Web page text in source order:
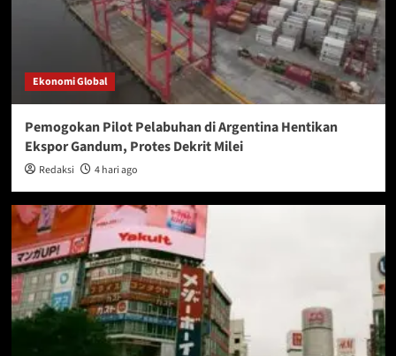
Ekonomi Global
Pemogokan Pilot Pelabuhan di Argentina Hentikan
Ekspor Gandum, Protes Dekrit Milei
Redaksi 4 hari ago